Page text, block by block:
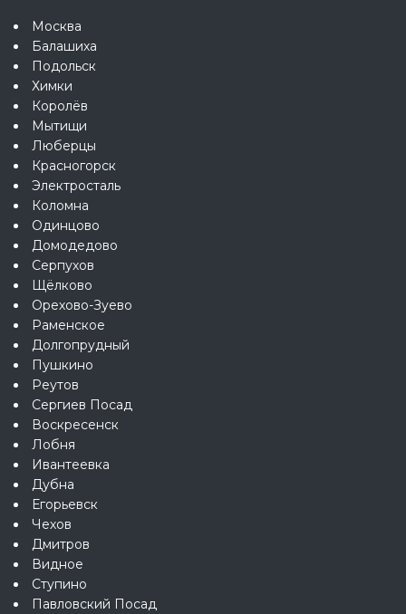
Москва
Балашиха
Подольск
Химки
Королёв
Мытищи
Люберцы
Красногорск
Электросталь
Коломна
Одинцово
Домодедово
Серпухов
Щёлково
Орехово-Зуево
Раменское
Долгопрудный
Пушкино
Реутов
Сергиев Посад
Воскресенск
Лобня
Ивантеевка
Дубна
Егорьевск
Чехов
Дмитров
Видное
Ступино
Павловский Посад